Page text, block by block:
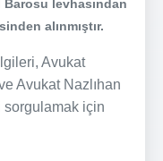
Barosu levhasından
alınmıştır.
Avukat
Avukat Nazlıhan
sorgulamak için